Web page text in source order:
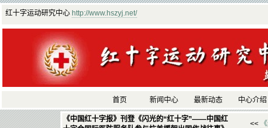
红十字运动研究中心 http://www.hszyj.net/
首页 新闻中心 最新动态 中心介绍
《中国红十字报》刊登《闪光的“红十字”——中国红
<<